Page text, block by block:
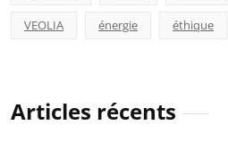
VEOLIA énergie éthique
Articles récents